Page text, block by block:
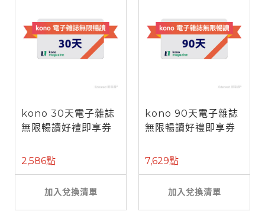
kono 30天電子雜誌
無限暢讀好禮即享券
2,586點
加入兌換清單
kono 90天電子雜誌
無限暢讀好禮即享券
7,629點
加入兌換清單